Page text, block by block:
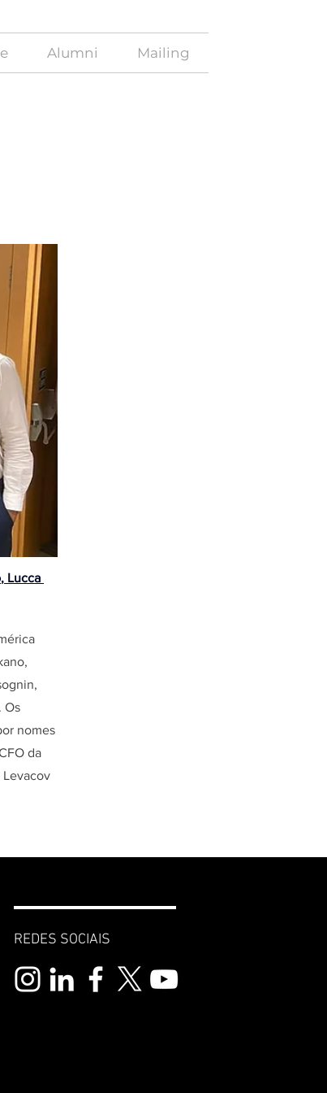
Alumni Mailing
, Lucca
Os
nomes
da
REDES SOCIAIS